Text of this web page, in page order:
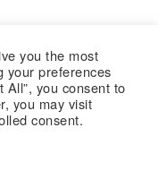
you the most
your preferences
All”, you consent to
you may visit
consent.